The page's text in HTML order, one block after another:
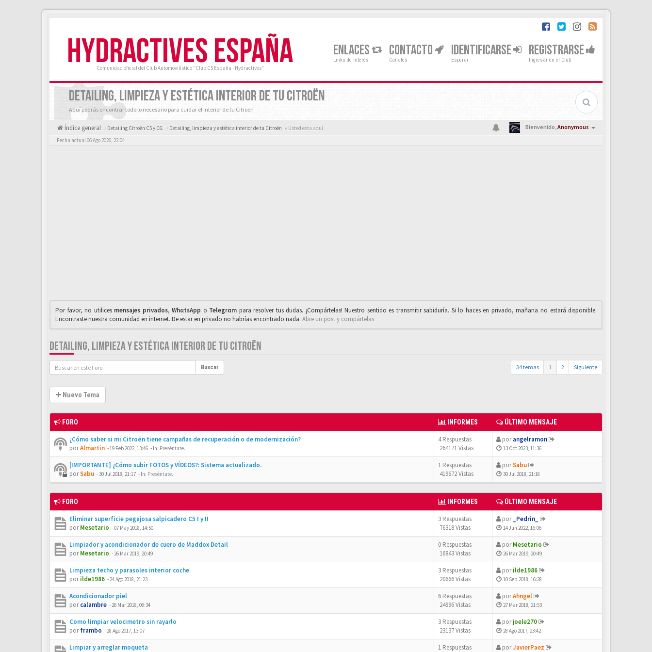
HYDRACTIVES ESPAÑA
Comunidad oficial del Club Automovilístico "Club C5 España - Hydractives"
ENLACES
Links de interés
CONTACTO
Canales
IDENTIFICARSE
Esperar
REGISTRARSE
Ingresar en el Club
DETAILING, LIMPIEZA Y ESTÉTICA INTERIOR DE TU CITROËN
Aquí podrás encontrar todo lo necesario para cuidar el interior de tu Citroën
Índice general Detailing Citroën C5 y C6. Detailing, limpieza y estética interior de tu Citroën « Usted esta aquí Bienvenido,Anonymous
Fecha actual 06 Ago 2026, 22:04
Por favor, no utilices mensajes privados,WhαtsApp o Telegrαm para resolver tus dudas. ¡Compártelas! Nuestro sentido es transmitir sabiduría. Si lo haces en privado, mañana no estará disponible.
Encontraste nuestra comunidad en internet. De estar en privado no habrías encontrado nada. Abre un post y compártelas
DETAILING, LIMPIEZA Y ESTÉTICA INTERIOR DE TU CITROËN
Buscar 34 temas 1 2 Siguiente
Nuevo Tema
FORO INFORMES ÚLTIMO MENSAJE
¿Cómo saber si mi Citroën tiene campañas de recuperación o de modernización?
porAlmartin -19 Feb 2022, 13:46 - In: Preséntate.
4 Respuestas
264171 Vistas
porangelramon
13 Oct 2023, 11:36
[IMPORTANTE] ¿Cómo subir FOTOS y VÍDEOS?: Sistema actualizado.
porSabu - 30 Jul 2018, 21:17 - In: Preséntate.
1 Respuestas
419672 Vistas
porSabu
30 Jul 2018, 21:18
FORO INFORMES ÚLTIMO MENSAJE
Eliminar superficie pegajosa salpicadero C5 I y II
porMesetario -07 May 2018, 14:50
3 Respuestas
76318 Vistas
por _Pedrin_
14 Jun 2022, 16:06
Limpiador y acondicionador de cuero de Maddox Detail
porMesetario -26 Mar 2019, 20:49
0 Respuestas
16843 Vistas
porMesetario
26 Mar 2019, 20:49
Limpieza techo y parasoles interior coche
porilde1986 -24 Ago 2018, 21:23
3 Respuestas
20666 Vistas
porilde1986
10 Sep 2018, 16:28
Acondicionador piel
porcalambre -26 Mar 2018, 08:34
6 Respuestas
24996 Vistas
porAhngel
27 Mar 2018, 21:53
Como limpiar velocimetro sin rayarlo
porframbo -28 Ago 2017, 13:07
3 Respuestas
23137 Vistas
porjoele270
28 Ago 2017, 23:42
Limpiar y arreglar moqueta
1 Respuestas
porJavierPaez